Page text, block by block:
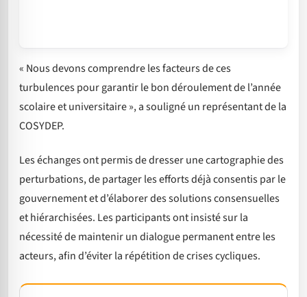
« Nous devons comprendre les facteurs de ces
turbulences pour garantir le bon déroulement de l’année
scolaire et universitaire », a souligné un représentant de la
COSYDEP.
Les échanges ont permis de dresser une cartographie des
perturbations, de partager les efforts déjà consentis par le
gouvernement et d’élaborer des solutions consensuelles
et hiérarchisées. Les participants ont insisté sur la
nécessité de maintenir un dialogue permanent entre les
acteurs, afin d’éviter la répétition de crises cycliques.